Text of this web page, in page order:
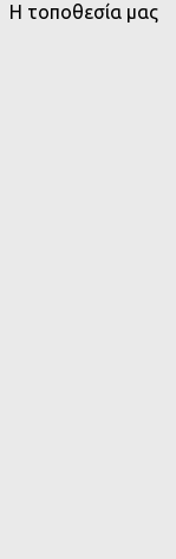
Η τοποθεσία μας